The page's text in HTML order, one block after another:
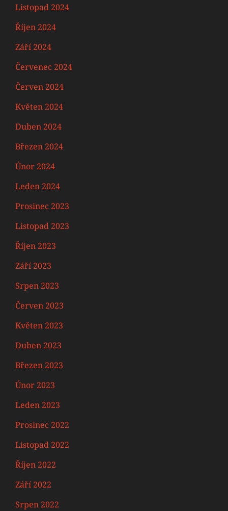
Listopad 2024
Říjen 2024
Září 2024
Červenec 2024
Červen 2024
Květen 2024
Duben 2024
Březen 2024
Únor 2024
Leden 2024
Prosinec 2023
Listopad 2023
Říjen 2023
Září 2023
Srpen 2023
Červen 2023
Květen 2023
Duben 2023
Březen 2023
Únor 2023
Leden 2023
Prosinec 2022
Listopad 2022
Říjen 2022
Září 2022
Srpen 2022